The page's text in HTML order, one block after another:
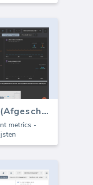
IG Betrokkenheid - (Afgeschreven)
metrics -